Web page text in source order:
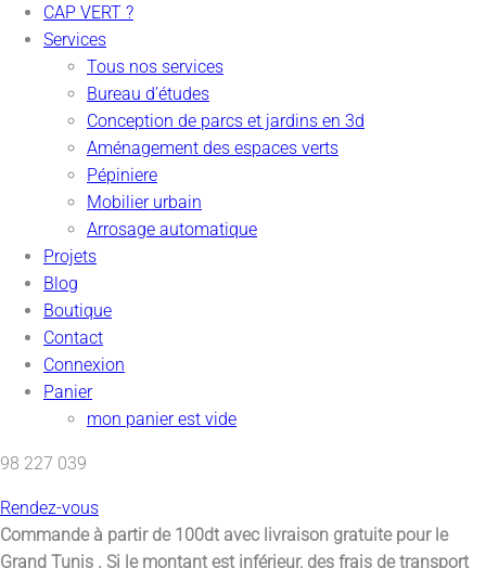
CAP VERT ?
Services
Tous nos services
Bureau d’études
Conception de parcs et jardins en 3d
Aménagement des espaces verts
Pépiniere
Mobilier urbain
Arrosage automatique
Projets
Blog
Boutique
Contact
Connexion
Panier
mon panier est vide
98 227 039
Rendez-vous
Commande à partir de 100dt avec livraison gratuite pour le
Grand Tunis . Si le montant est inférieur, des frais de transport